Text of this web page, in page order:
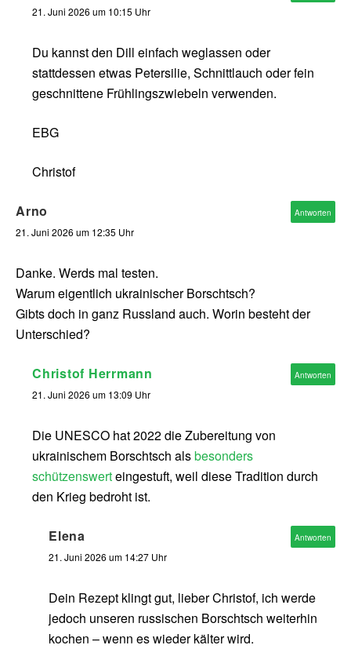
21. Juni 2026 um 10:15 Uhr
Du kannst den Dill einfach weglassen oder
stattdessen etwas Petersilie, Schnittlauch oder fein
geschnittene Frühlingszwiebeln verwenden.
EBG
Christof
Arno
21. Juni 2026 um 12:35 Uhr
Danke. Werds mal testen.
Warum eigentlich ukrainischer Borschtsch?
Gibts doch in ganz Russland auch. Worin besteht der
Unterschied?
Antworten
Christof Herrmann
21. Juni 2026 um 13:09 Uhr
Die UNESCO hat 2022 die Zubereitung von
ukrainischem Borschtsch alsbesonders
schützenswerteingestuft, weil diese Tradition durch
den Krieg bedroht ist.
Antworten
Elena
21. Juni 2026 um 14:27 Uhr
Dein Rezept klingt gut, lieber Christof, ich werde
jedoch unseren russischen Borschtsch weiterhin
kochen – wenn es wieder kälter wird.
Antworten